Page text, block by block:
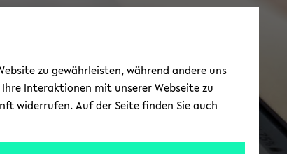
zu gewährleisten, während andere uns
Interaktionen mit unserer Webseite zu
widerrufen. Auf der Seite finden Sie auch